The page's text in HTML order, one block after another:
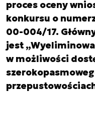
proces oceny
konkursu o
00-004/17.
jest
w możliwości